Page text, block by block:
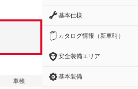
車検
基本仕様
カタログ情報（新車時）
安全装備エリア
基本装備